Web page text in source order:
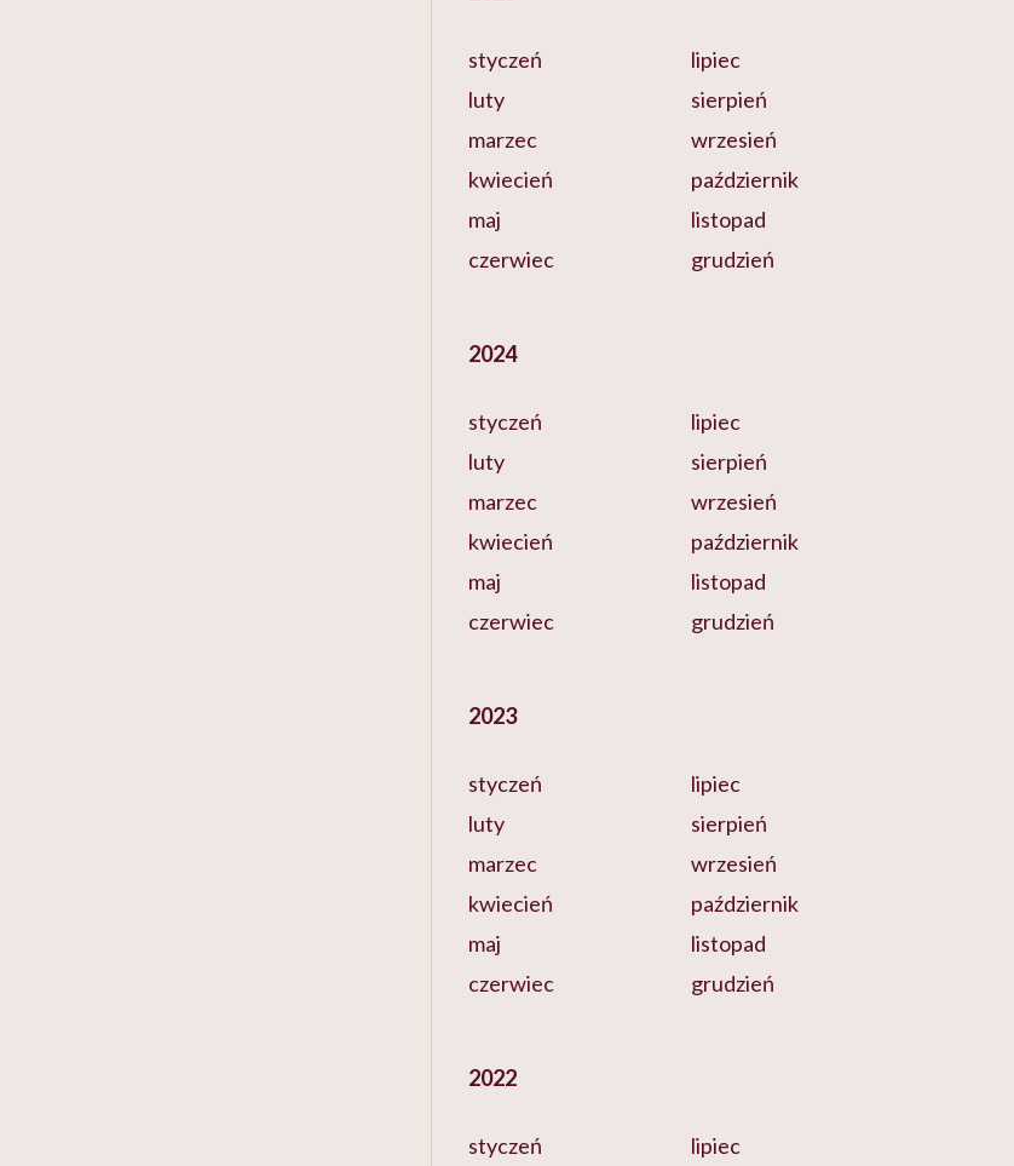
styczeń
luty
marzec
kwiecień
maj
czerwiec
lipiec
sierpień
wrzesień
październik
listopad
grudzień
2024
styczeń
luty
marzec
kwiecień
maj
czerwiec
lipiec
sierpień
wrzesień
październik
listopad
grudzień
2023
styczeń
luty
marzec
kwiecień
maj
czerwiec
lipiec
sierpień
wrzesień
październik
listopad
grudzień
2022
styczeń
lipiec